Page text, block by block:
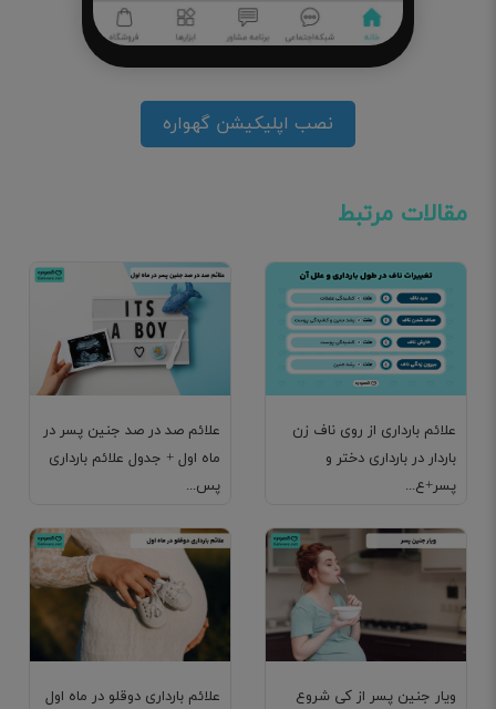
نصب اپلیکیشن گهواره
مقالات مرتبط
علائم صد در صد جنین پسر در
ماه اول + جدول علائم بارداری
پس...
علائم بارداری از روی ناف زن
باردار در بارداری دختر و
پسر+ع...
علائم بارداری دوقلو در ماه اول
ویار جنین پسر از کی شروع